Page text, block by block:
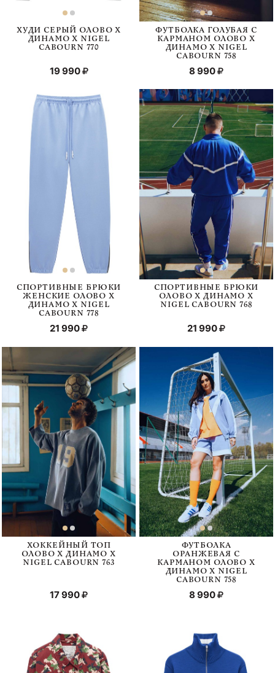
ХУДИ СЕРЫЙ ОЛОВО Х
ДИНАМО Х NIGEL
CABOURN 770
19 990
ФУТБОЛКА ГОЛУБАЯ С
КАРМАНОМ ОЛОВО Х
ДИНАМО Х NIGEL
CABOURN 758
8 990
СПОРТИВНЫЕ БРЮКИ
ЖЕНСКИЕ ОЛОВО Х
ДИНАМО Х NIGEL
CABOURN 778
21 990
СПОРТИВНЫЕ БРЮКИ
ОЛОВО Х ДИНАМО Х
NIGEL CABOURN 768
21 990
ХОККЕЙНЫЙ ТОП
ОЛОВО Х ДИНАМО Х
NIGEL CABOURN 763
17 990
ФУТБОЛКА
ОРАНЖЕВАЯ С
КАРМАНОМ ОЛОВО Х
ДИНАМО Х NIGEL
CABOURN 758
8 990